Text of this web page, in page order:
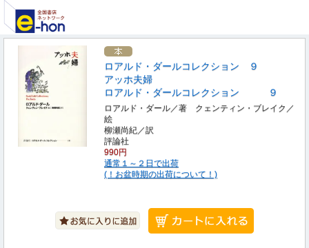
ロアルド・ダールコレクション ９
アッホ夫婦
ロアルド・ダールコレクション ９
ロアルド・ダール／著 クェンティン・ブレイク／
絵
柳瀬尚紀／訳
評論社
990円
通常１～２日で出荷
(！お盆時期の出荷について！)